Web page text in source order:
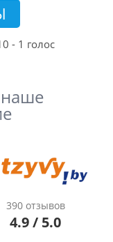
- 1 голоc
390 отзывов
4.9 / 5.0